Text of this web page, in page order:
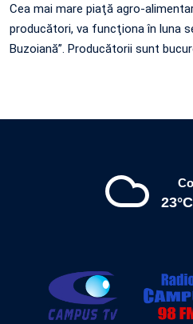
Cea mai mare piaţă agro-
producători, va funcţiona în luna
Buzoiană”. Producătorii sunt
23°C